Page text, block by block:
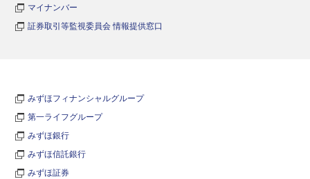
マイナンバー
証券取引等監視委員会 情報提供窓口
みずほフィナンシャルグループ
第一ライフグループ
みずほ銀行
みずほ信託銀行
みずほ証券